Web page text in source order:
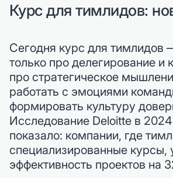
Курс для тимлидов:
Сегодня курс для тимлидов
только про делегирование и
про стратегическое
работать с эмоциями
формировать культуру
Исследование Deloitte в
показало: компании, где
специализированные курсы,
эффективность проектов на